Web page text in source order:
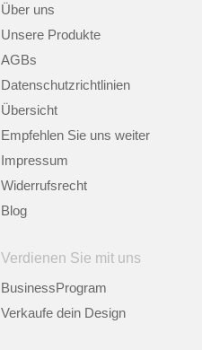
Über uns
Unsere Produkte
AGBs
Datenschutzrichtlinien
Übersicht
Empfehlen Sie uns weiter
Impressum
Widerrufsrecht
Blog
Verdienen Sie mit uns
BusinessProgram
Verkaufe dein Design